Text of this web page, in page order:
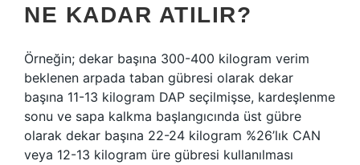
NE KADAR ATILIR?
Örneğin; dekar başına 300-400 kilogram verim
beklenen arpada taban gübresi olarak dekar
başına 11-13 kilogram DAP seçilmişse, kardeşlenme
sonu ve sapa kalkma başlangıcında üst gübre
olarak dekar başına 22-24 kilogram %26’lık CAN
veya 12-13 kilogram üre gübresi kullanılması